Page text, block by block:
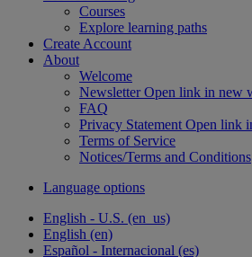
Courses
Explore learning paths
Create Account
About
Welcome
NewsletterOpen link in new
FAQ
Privacy Statement Open link
Terms of Service
Notices/Terms and Conditions
Language options
English - U.S. ‎(en_us)‎
English ‎(en)‎
Español - Internacional ‎(es)‎